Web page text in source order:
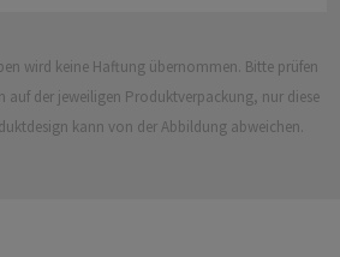
wird keine Haftung übernommen. Bitte prüfen
auf der jeweiligen Produktverpackung, nur diese
kann von der Abbildung abweichen.